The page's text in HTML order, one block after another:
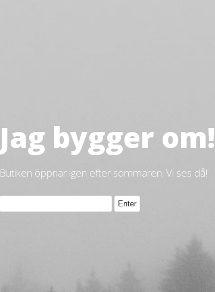
Jag bygger om!
Butiken öppnar igen efter sommaren. Vi ses då!